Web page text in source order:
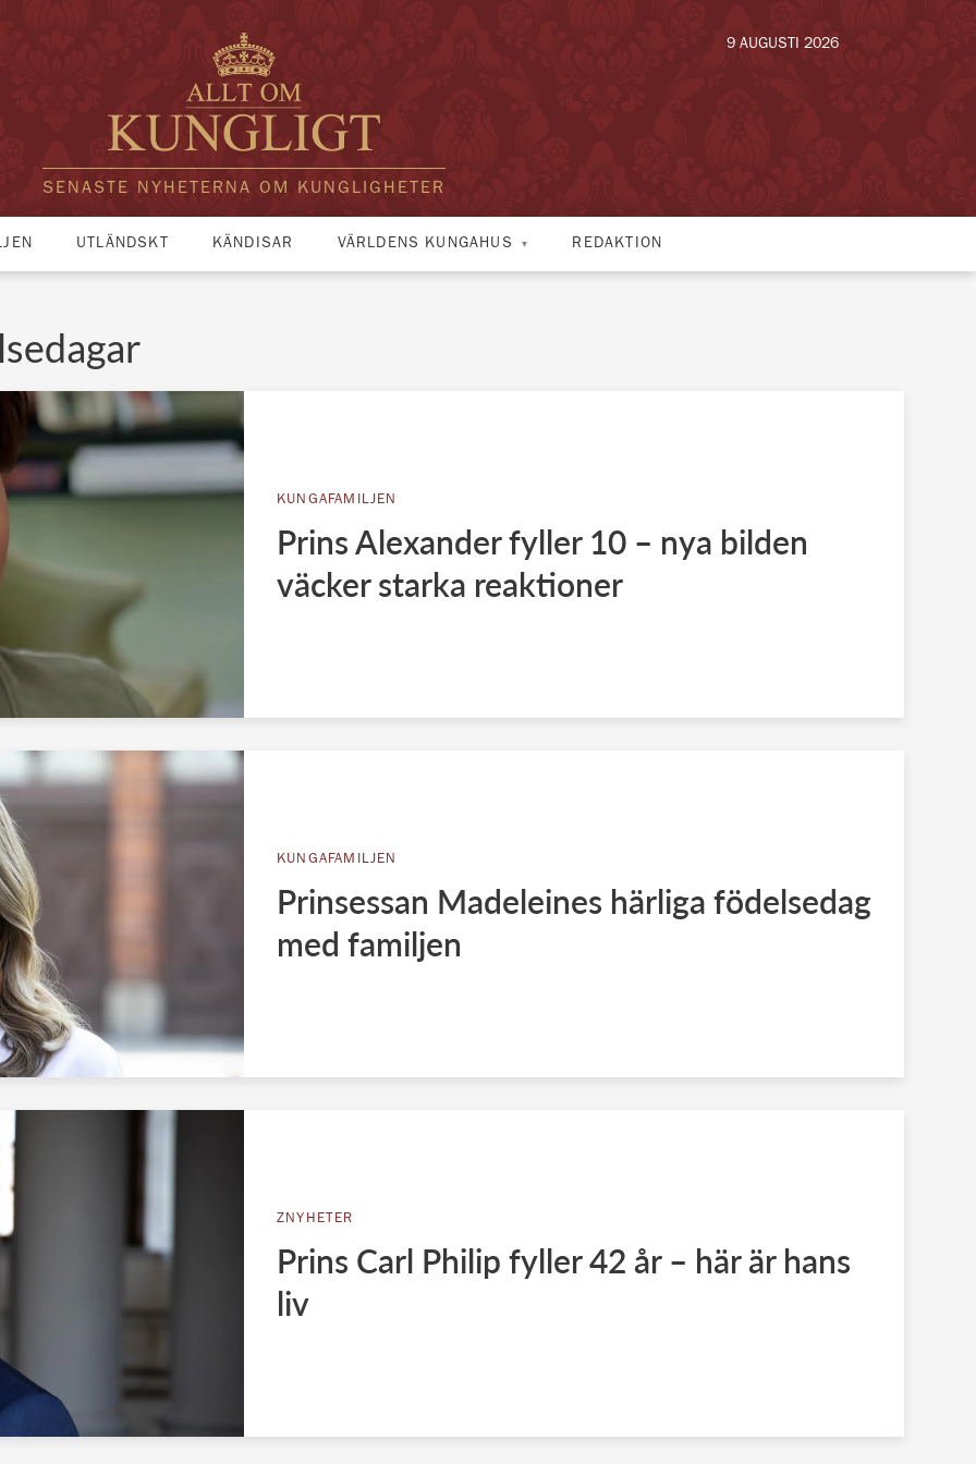
SENASTE NYHETERNA OM KUNGLIGHETER
9 AUGUSTI 2026
UTLÄNDSKT KÄNDISAR VÄRLDENS KUNGAHUS REDAKTION
KUNGAFAMILJEN
Prins Alexander fyller 10 – nya bilden
väcker starka reaktioner
KUNGAFAMILJEN
Prinsessan Madeleines härliga födelsedag
med familjen
ZNYHETER
Prins Carl Philip fyller 42 år – här är hans
liv